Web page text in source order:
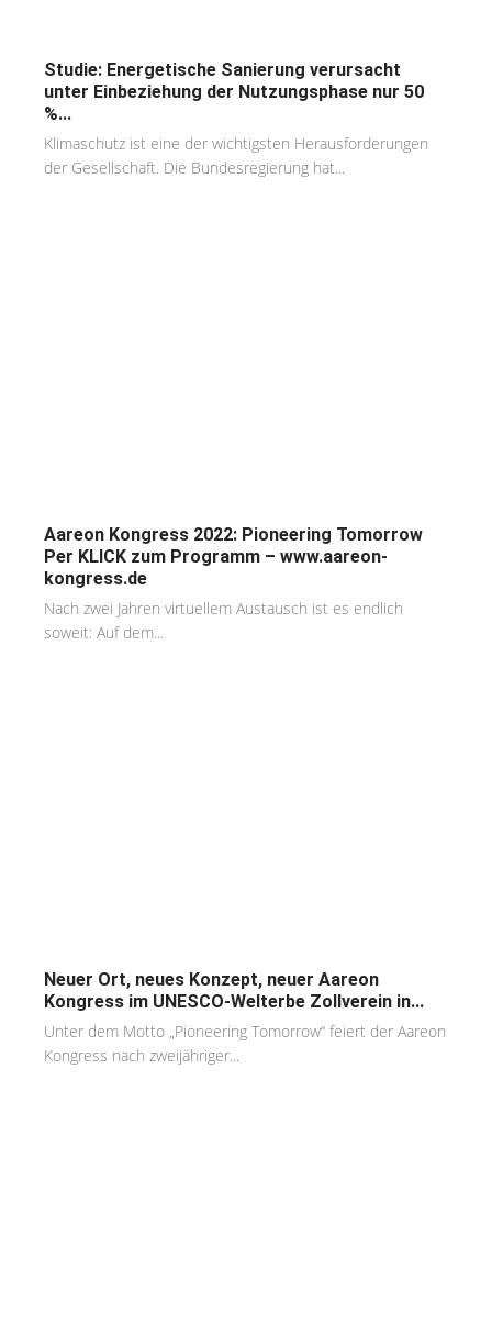
Studie: Energetische Sanierung verursacht
unter Einbeziehung der Nutzungsphase nur 50
%...
Klimaschutz ist eine der wichtigsten Herausforderungen
der Gesellschaft. Die Bundesregierung hat...
Aareon Kongress 2022: Pioneering Tomorrow
Per KLICK zum Programm – www.aareon-
kongress.de
Nach zwei Jahren virtuellem Austausch ist es endlich
soweit: Auf dem...
Neuer Ort, neues Konzept, neuer Aareon
Kongress im UNESCO-Welterbe Zollverein in...
Unter dem Motto „Pioneering Tomorrow“ feiert der Aareon
Kongress nach zweijähriger...